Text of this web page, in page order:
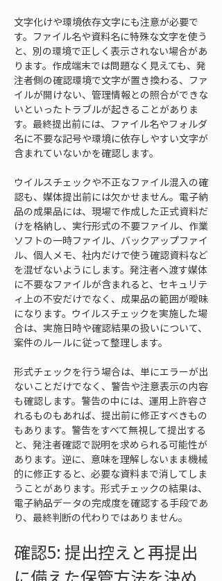
文字化けや環境依存文字にも注意が必要で
す。ファイル名や資料名に特殊な文字を使う
と、別の環境で正しく表示されない場合があ
ります。作成端末では問題なく見えても、発
注者側の確認環境で文字が置き換わる、ファ
イルが開けない、管理情報との照合ができな
いといったトラブルが起きることがありま
す。最終提出前には、ファイル名やフォルダ
名に不要な記号や環境に依存しやすい文字が
含まれていないかを確認します。
ウイルスチェックや不正なファイル混入の確
認も、媒体提出前には欠かせません。電子納
品の成果品には、現場で作成した正式資料だ
けを格納し、実行形式の不要ファイル、作業
ソフトの一時ファイル、バックアップファイ
ル、個人メモ、社内だけで使う確認資料など
を混ぜないようにします。発注者へ渡す媒体
に不要なファイルが含まれると、セキュリテ
ィ上の不安だけでなく、成果品の範囲が曖昧
になります。ウイルスチェックを実施した場
合は、実施日時や確認結果の扱いについて、
案件のルールに従って整理します。
形式チェックを行う場合は、単にエラーが出
ないことだけでなく、警告や注意表示の内容
も確認します。警告の中には、運用上許容さ
れるものもあれば、提出前に修正すべきもの
もあります。警告をすべて無視して提出する
と、発注者確認で説明を求められる可能性が
あります。逆に、意味を理解しないまま機械
的に修正すると、必要な資料まで消してしま
うことがあります。形式チェックの結果は、
電子納品データの完成度を確認する手段であ
り、最終判断の代わりではありません。
確認5: 提出控えと再提出